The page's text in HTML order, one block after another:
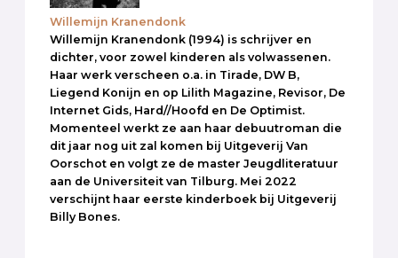
Willemijn Kranendonk
Willemijn Kranendonk (1994) is schrijver en
dichter, voor zowel kinderen als volwassenen.
Haar werk verscheen o.a. in Tirade, DW B,
Liegend Konijn en op Lilith Magazine, Revisor, De
Internet Gids, Hard//Hoofd en De Optimist.
Momenteel werkt ze aan haar debuutroman die
dit jaar nog uit zal komen bij Uitgeverij Van
Oorschot en volgt ze de master Jeugdliteratuur
aan de Universiteit van Tilburg. Mei 2022
verschijnt haar eerste kinderboek bij Uitgeverij
Billy Bones.